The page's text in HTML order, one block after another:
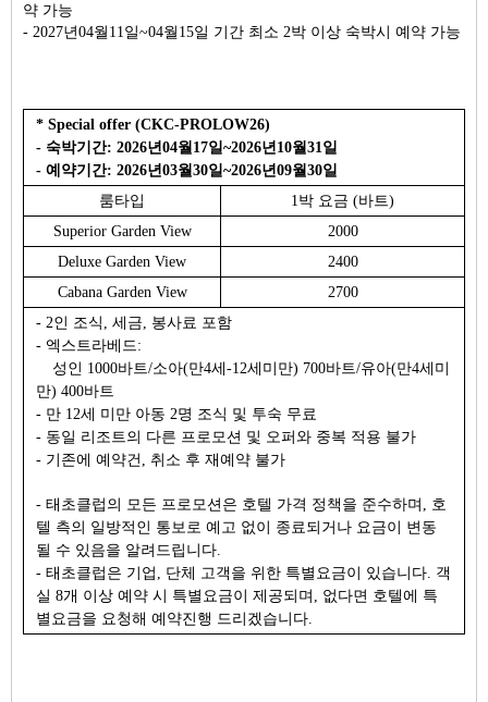
약 가능
- 2027년04월11일~04월15일 기간 최소 2박 이상 숙박시 예약 가능
* Special offer (CKC-PROLOW26)
- 숙박기간: 2026년04월17일~2026년10월31일
- 예약기간: 2026년03월30일~2026년09월30일
룸타입
1박 요금 (바트)
Superior Garden View
2000
Deluxe Garden View
2400
Cabana Garden View
2700
- 2인 조식, 세금, 봉사료 포함
- 엑스트라베드:
성인 1000바트/소아(만4세-12세미만) 700바트/유아(만4세미
만) 400바트
- 만 12세 미만 아동 2명 조식 및 투숙 무료
- 동일 리조트의 다른 프로모션 및 오퍼와 중복 적용 불가
- 기존에 예약건, 취소 후 재예약 불가
- 태초클럽의 모든 프로모션은 호텔 가격 정책을 준수하며, 호
텔 측의 일방적인 통보로 예고 없이 종료되거나 요금이 변동
될 수 있음을 알려드립니다.
- 태초클럽은 기업, 단체 고객을 위한 특별요금이 있습니다. 객
실 8개 이상 예약 시 특별요금이 제공되며, 없다면 호텔에 특
별요금을 요청해 예약진행 드리겠습니다.